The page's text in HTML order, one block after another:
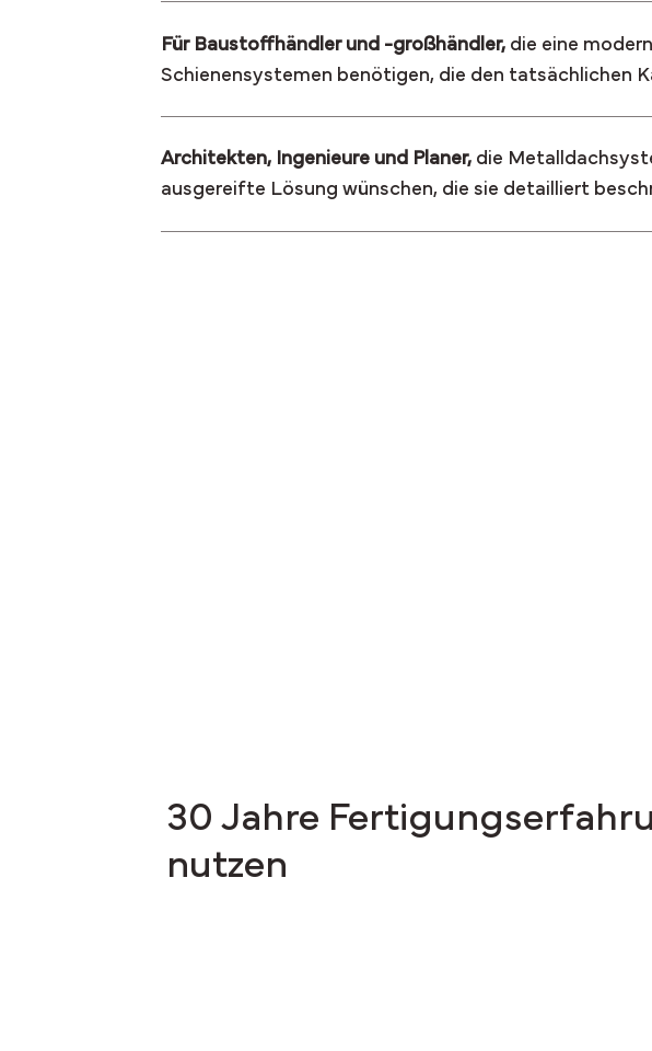
Für Baustoffhändler und -großhändler, die eine
Schienensystemen benötigen, die den tatsächlichen
Architekten, Ingenieure und Planer, die
ausgereifte Lösung wünschen, die sie detailliert
30 Jahre
nutzen